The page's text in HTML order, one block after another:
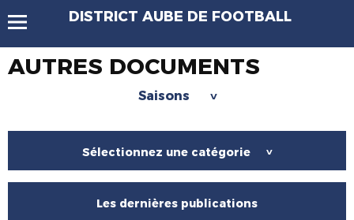
DISTRICT AUBE DE FOOTBALL
AUTRES DOCUMENTS
Saisons >
Sélectionnez une catégorie >
Les dernières publications